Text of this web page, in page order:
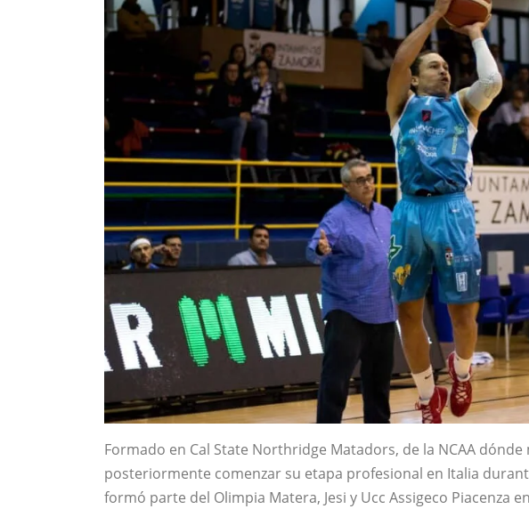
Formado en Cal State Northridge Matadors, de la NCAA
posteriormente comenzar su etapa profesional en Italia
formó parte del Olimpia Matera, Jesi y Ucc Assigeco Piacenza